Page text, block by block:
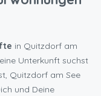
in Quitzdorf am
Unterkunft suchst
Quitzdorf am See
und Deine